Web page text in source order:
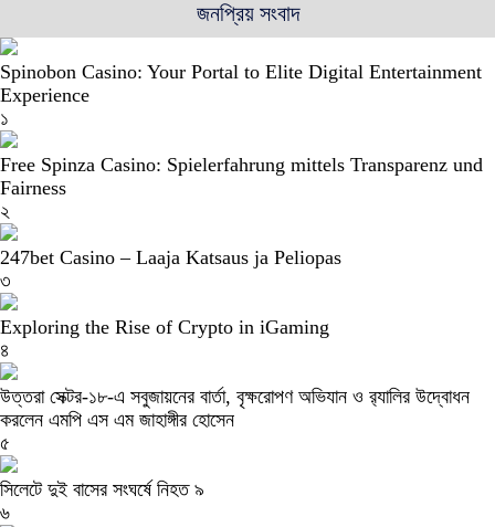
জনপ্রিয় সংবাদ
Spinobon Casino: Your Portal to Elite Digital Entertainment
Experience
১
Free Spinza Casino: Spielerfahrung mittels Transparenz und
Fairness
২
247bet Casino – Laaja Katsaus ja Peliopas
৩
Exploring the Rise of Crypto in iGaming
৪
উত্তরা সেক্টর-১৮-এ সবুজায়নের বার্তা, বৃক্ষরোপণ অভিযান ও র‍্যালির উদ্বোধন
করলেন এমপি এস এম জাহাঙ্গীর হোসেন
৫
সিলেটে দুই বাসের সংঘর্ষে নিহত ৯
৬